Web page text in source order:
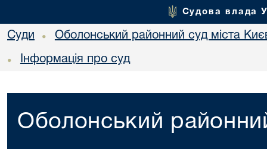
Судова влада
Суди • Оболонський районний суд міста
• Інформація про суд
Оболонський